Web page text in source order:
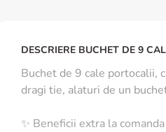
DESCRIERE BUCHET DE 9
Buchet de 9 cale portocalii,
dragi tie, alaturi de un
✨ Beneficii extra la